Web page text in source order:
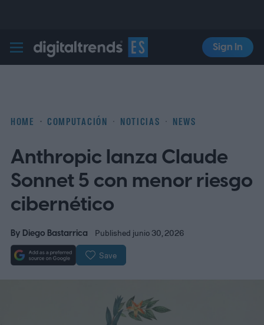
Digital Trends Español
Sign In
HOME COMPUTACIÓN NOTICIAS NEWS
Anthropic lanza Claude
Sonnet 5 con menor riesgo
cibernético
By Diego Bastarrica Published junio 30, 2026
Save